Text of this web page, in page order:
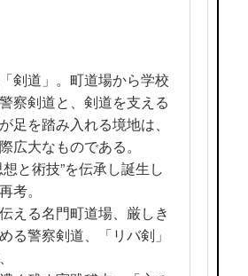
剣道」。町道場から学校
察剣道と、剣道を支える
足を踏み入れる境地は、
広大なものである。
と術技”を伝承し誕生し
考。
える名門町道場、厳しき
る警察剣道、「リバ剣」